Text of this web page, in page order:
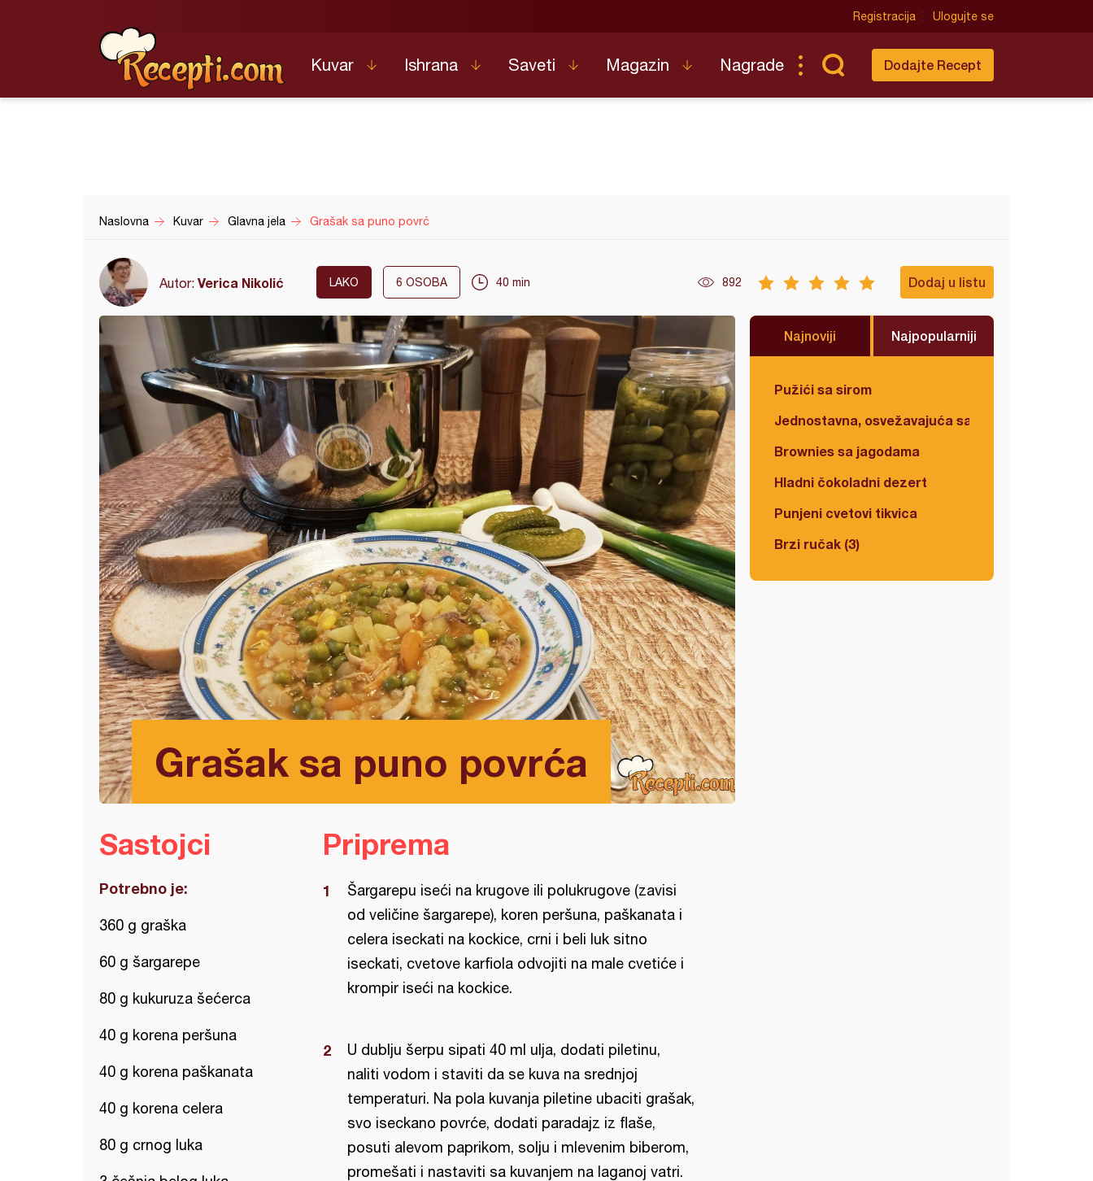
Registracija Ulogujte se
Kuvar Ishrana Saveti Magazin Nagrade Dodajte Recept
Naslovna Kuvar Glavna jela Grašak sa puno povrć
Autor: Verica Nikolić LAKO 6 OSOBA 40 min 892 Dodaj u listu
Grašak sa puno povrća
Najnoviji Najpopularniji
Pužići sa sirom
Jednostavna, osvežavajuća salata
Brownies sa jagodama
Hladni čokoladni dezert
Punjeni cvetovi tikvica
Brzi ručak (3)
Sastojci
Potrebno je:
360 g graška
60 g šargarepe
80 g kukuruza šećerca
40 g korena peršuna
40 g korena paškanata
40 g korena celera
80 g crnog luka
Priprema
Šargarepu iseći na krugove ili polukrugove (zavisi
od veličine šargarepe), koren peršuna, paškanata i
celera iseckati na kockice, crni i beli luk sitno
iseckati, cvetove karfiola odvojiti na male cvetiće i
krompir iseći na kockice.
U dublju šerpu sipati 40 ml ulja, dodati piletinu,
naliti vodom i staviti da se kuva na srednjoj
temperaturi. Na pola kuvanja piletine ubaciti grašak,
svo iseckano povrće, dodati paradajz iz flaše,
posuti alevom paprikom, solju i mlevenim biberom,
promešati i nastaviti sa kuvanjem na laganoj vatri.